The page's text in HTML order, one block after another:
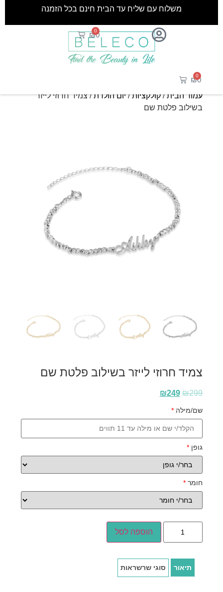
₪0
0
משלוח עם שליח עד הבית חינם בכל הזמנה
₪0
0
עמוד הבית/קולקציות/יום הולדת/ צמיד חרוזי לייזר
בשילוב פלטת שם
צמיד חרוזי לייזר בשילוב פלטת שם
₪299
₪249
שם/מילה*
גופן*
חומר*
הוספה לסל
תיאור סוגי שרשראות